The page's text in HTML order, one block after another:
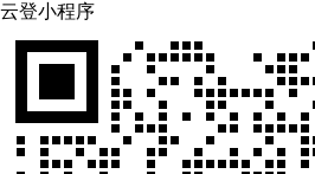
云登小程序